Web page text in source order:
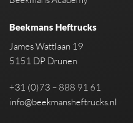
Beekmans Heftrucks
James Wattlaan 19
5151 DP Drunen
+31 (0)73 – 888 91 61
info@beekmansheftrucks.nl